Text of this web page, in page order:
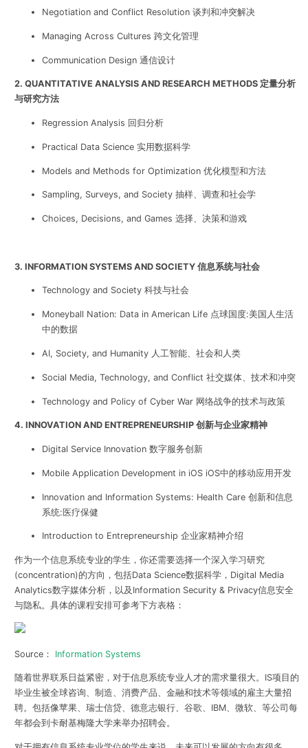
Negotiation and Conflict Resolution 谈判和冲突解决
Managing Across Cultures 跨文化管理
Communication Design 通信设计
2. QUANTITATIVE ANALYSIS AND RESEARCH METHODS 定量分析
与研究方法
Regression Analysis 回归分析
Practical Data Science 实用数据科学
Models and Methods for Optimization 优化模型和方法
Sampling, Surveys, and Society 抽样、调查和社会学
Choices, Decisions, and Games 选择、决策和游戏
3. INFORMATION SYSTEMS AND SOCIETY 信息系统与社会
Technology and Society 科技与社会
Moneyball Nation: Data in American Life 点球国度:美国人生活
中的数据
AI, Society, and Humanity 人工智能、社会和人类
Social Media, Technology, and Conflict 社交媒体、技术和冲突
Technology and Policy of Cyber War 网络战争的技术与政策
4. INNOVATION AND ENTREPRENEURSHIP 创新与企业家精神
Digital Service Innovation 数字服务创新
Mobile Application Development in iOS iOS中的移动应用开发
Innovation and Information Systems: Health Care 创新和信息
系统:医疗保健
Introduction to Entrepreneurship 企业家精神介绍
作为一个信息系统专业的学生，你还需要选择一个深入学习研究
(concentration)的方向，包括Data Science数据科学，Digital Media
Analytics数字媒体分析，以及Information Security & Privacy信息安全
与隐私。具体的课程安排可参考下方表格：
Source： Information Systems
随着世界联系日益紧密，对于信息系统专业人才的需求量很大。IS项目的
毕业生被全球咨询、制造、消费产品、金融和技术等领域的雇主大量招
聘。包括像苹果、瑞士信贷、德意志银行、谷歌、IBM、微软、等公司每
年都会到卡耐基梅隆大学来举办招聘会。